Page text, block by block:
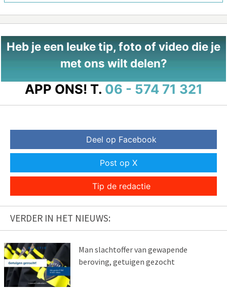
Heb je een leuke tip, foto of video die je
met ons wilt delen?
APP ONS! T. 06 - 574 71 321
Deel op Facebook
Post op X
Tip de redactie
VERDER IN HET NIEUWS:
Man slachtoffer van gewapende
beroving, getuigen gezocht